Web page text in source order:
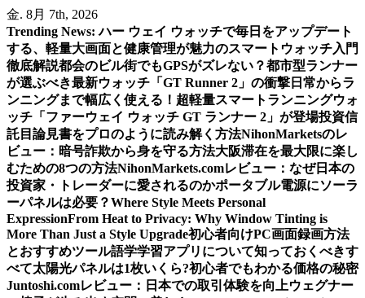
内
容
を
ス
キ
ッ
プ
金. 8月 7th, 2026
Trending News: ハー ウェイ ウォッチで毎日をアップデート
する、軽量大画面と健康管理が魅力のスマートウォッチ入門
徹底解説都会のビル街でもGPSがズレない？都市型ランナー
が選ぶべき最新ウォッチ「GT Runner 2」の衝撃 日常からラ
ンニングまで幅広く使える！超軽量スマートランニングウォ
ッチ「ファーウェイ ウォッチ GT ランナー 2」が登場投資信
託目論見書をプロのように読み解く方法NihonMarketsのレ
ビュー：暗号詐欺から身を守る方法大阪滞在を最大限に楽し
むための8つの方法NihonMarkets.comレビュー：なぜ日本の
投資家・トレーダーに愛されるのかポータブル電源にソーラ
ーパネルは必要？Where Style Meets Personal
ExpressionFrom Heat to Privacy: Why Window Tinting is
More Than Just a Style Upgrade初心者向けPC画面録画方法
とおすすめツール語学学習アプリについて知っておくべきす
べて太陽光パネルは1枚いくら?初心者でもわかる価格の秘密
Juntoshi.comレビュー：日本での取引体験を向上ウェグナー